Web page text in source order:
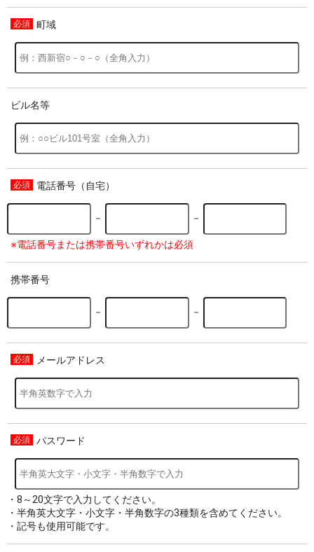
過去の特集をすべて見る>>
町域
ビル名等
電話番号（自宅）
－ －
※電話番号または携帯番号いずれかは必須
携帯番号
－ －
メールアドレス
パスワード
・8～20文字で入力してください。
・半角英大文字・小文字・半角数字の3種類を含めてください。
・記号も使用可能です。